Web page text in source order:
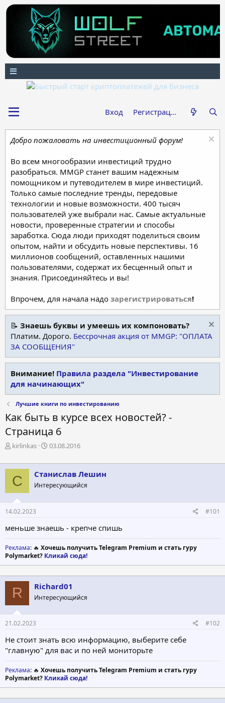
Вход Регистрация
Добро пожаловать на инвестиционный форум!
Во всем многообразии инвестиций трудно
разобраться. MMGP станет вашим надежным
помощником и путеводителем в мире инвестиций.
Только самые последние тренды, передовые
технологии и новые возможности. 400 тысяч
пользователей уже выбрали нас. Самые актуальные
новости, проверенные стратегии и способы
заработка. Сюда люди приходят поделиться своим
опытом, найти и обсудить новые перспективы. 16
миллионов сообщений, оставленных нашими
пользователями, содержат их бесценный опыт и
знания. Присоединяйтесь и вы!
Впрочем, для начала надо зарегистрироваться!
📝 Знаешь буквы и умеешь их компоновать?
Платим. Дорого. Бессрочная акция от MMGP: "ОПЛАТА
ЗА СООБЩЕНИЯ"
Внимание! Правила раздела "Инвестирование
для начинающих"
Лучшие книги по инвестированию
Как быть в курсе всех новостей? -
Страница 6
А
т
р
е
м
ы
kirlinkas
Д
т
а
а
л
а
03.08.2016
С Станислав Лешин
Интересующийся
14.02.2023 #101
меньше знаешь - крепче спишь
Реклама: 🔥 Хочешь получить Telegram Premium и стать гуру
Polymarket? Кликай сюда!
R Richard01
Интересующийся
21.02.2023 #102
Не стоит знать всю информацию, выберите себе
"главную" для вас и по ней мониторьте
Реклама: 🔥 Хочешь получить Telegram Premium и стать гуру
Polymarket? Кликай сюда!